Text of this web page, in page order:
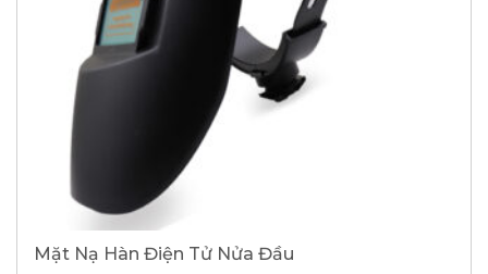
Mặt Nạ Hàn Điện Tử Nửa Đầu